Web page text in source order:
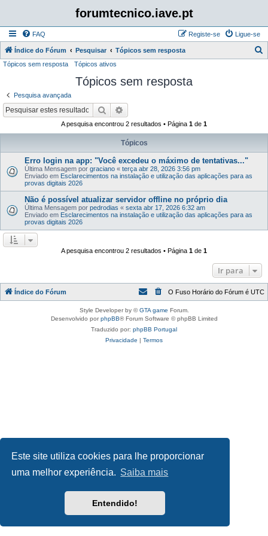
Este site utiliza cookies para lhe proporcionar
uma melhor experiência. Saiba mais
Entendido!
forumtecnico.iave.pt
FAQ Ligue-se
Registe-se
Índice do Fórum Pesquisar Tópicos sem resposta
s
Tópicos sem resposta Tópicos ativos
Tópicos sem resposta
Pesquisa avançada
Pesquisar
A pesquisa encontrou 2 resultados • Página 1 de 1
Tópicos
Erro login na app: "Você excedeu o máximo de tentativas..."
Última Mensagem por graciano « terça abr 28, 2026 3:56 pm
Enviado em Esclarecimentos na instalação e utilização das aplicações para as
provas digitais 2026
Não é possível atualizar servidor offline no próprio dia
Última Mensagem por pedrodias « sexta abr 17, 2026 6:32 am
Enviado em Esclarecimentos na instalação e utilização das aplicações para as
provas digitais 2026
A pesquisa encontrou 2 resultados • Página 1 de 1
Ir para
Índice do Fórum O Fuso Horário do Fórum é UTC
Style Developer by ©GTA game Forum.
Desenvolvido porphpBB® Forum Software © phpBB Limited
Traduzido por: phpBB Portugal
Privacidade | Termos